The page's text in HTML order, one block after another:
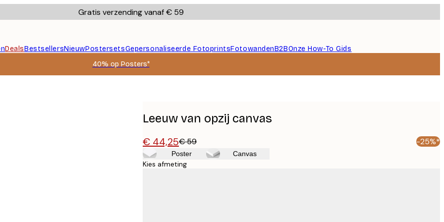
Gratis verzending vanaf € 59
DealsBestsellersNieuwPostersetsGepersonaliseerde FotoprintsFotowandenB2BOnze How-To Gids
40% op Posters*
Leeuw van opzij canvas
€ 44,25€ 59 -25%*
Poster Canvas
Kies afmeting